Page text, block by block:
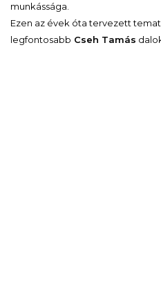
munkássága.
Ezen az évek óta tervezett
legfontosabb Cseh Tamás